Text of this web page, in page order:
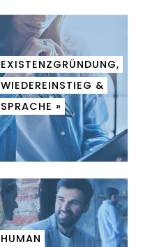
EXISTENZGRÜNDUNG,
WIEDEREINSTIEG &
SPRACHE »
HUMAN